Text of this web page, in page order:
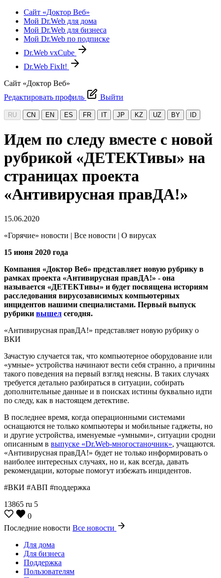
Сайт «Доктор Веб»
Мой Dr.Web для дома
Мой Dr.Web для бизнеса
Мой Dr.Web по подписке
Dr.Web vxCube
Dr.Web FixIt!
Сайт «Доктор Веб»
Редактировать профиль
Выйти
RU CN EN ES FR IT JP KZ UZ BY ID
Идем по следу вместе с новой
рубрикой «ДЕТЕКТивы» на
страницах проекта
«Антивирусная правДА!»
15.06.2020
«Горячие» новости | Все новости | О вирусах
15 июня 2020 года
Компания «Доктор Веб» представляет новую рубрику в
рамках проекта «Антивирусная правДА!» - она
называется «ДЕТЕКТивы» и будет посвящена историям
расследования вирусозависимых компьютерных
инцидентов нашими специалистами. Первый выпуск
рубрики вышел сегодня.
«Антивирусная правДА!» представляет новую рубрику о
ВКИ
Зачастую случается так, что компьютерное оборудование или
«умные» устройства начинают вести себя странно, а причины
такого поведения на первый взгляд неясны. В таких случаях
требуется детально разбираться в ситуации, собирать
дополнительные данные и в поисках истины буквально идти
по следу, как в настоящем детективе.
В последнее время, когда операционными системами
оснащаются не только компьютеры и мобильные гаджеты, но
и другие устройства, именуемые «умными», ситуации сродни
описанным в выпуске «Dr.Web-многостаночник», учащаются.
«Антивирусная правДА!» будет не только информировать о
наиболее интересных случаях, но и, как всегда, давать
рекомендации, которые помогут избежать инцидентов.
#ВКИ #АВП #поддержка
13865 ru 5
0
Последние новости Все новости
Для дома
Для бизнеса
Поддержка
Пользователям